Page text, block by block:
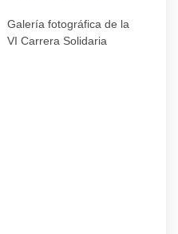
Galería fotográfica de la
VI Carrera Solidaria